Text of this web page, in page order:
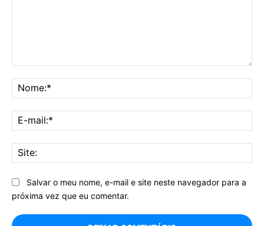
Salvar o meu nome, e-mail e site neste navegador para a
próxima vez que eu comentar.